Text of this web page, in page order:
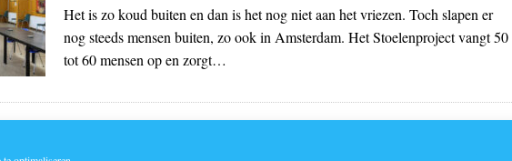
Het is zo koud buiten en dan is het nog niet aan het vriezen. Toch slapen er
nog steeds mensen buiten, zo ook in Amsterdam. Het Stoelenproject vangt 50
tot 60 mensen op en zorgt…